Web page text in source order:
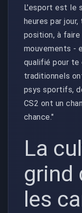
L'esport est le
heures par
position, à
mouvements -
qualifié pour te
traditionnels
psys sportifs,
CS2 ont un
chance."
La
grind
les